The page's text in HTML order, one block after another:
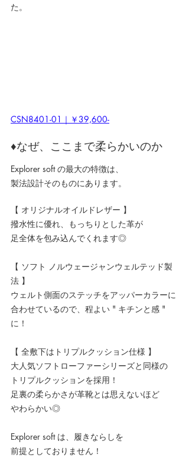
た。
CSN8401-01｜￥39,600-
♦なぜ、ここまで柔らかいのか
Explorer soft の最大の特徴は、
製法設計そのものにあります。
【 オリジナルオイルドレザー 】
撥水性に優れ、もっちりとした革が
足全体を包み込んでくれます◎
【 ソフト ノルウェージャンウェルテッド製
法 】
ウェルト側面のステッチをアッパーカラーに
合わせているので、程よい " キチンと感 "
に！
【 全敷下はトリプルクッション仕様 】
大人気ソフトローファーシリーズと同様の
トリプルクッションを採用！
足裏の柔らかさが革靴とは思えないほど
やわらかい◎
Explorer soft は、履きならしを
前提としておりません！